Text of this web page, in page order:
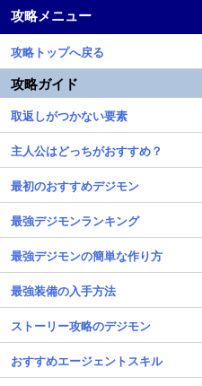
攻略メニュー
攻略トップへ戻る
攻略ガイド
取返しがつかない要素
主人公はどっちがおすすめ？
最初のおすすめデジモン
最強デジモンランキング
最強デジモンの簡単な作り方
最強装備の入手方法
ストーリー攻略のデジモン
おすすめエージェントスキル